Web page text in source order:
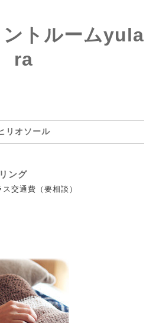
ントルームyula
ra
リオソール
ング
交通費（要相談）